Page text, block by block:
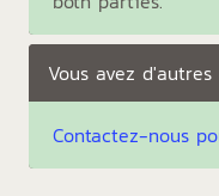
Vous avez
Contactez-nous